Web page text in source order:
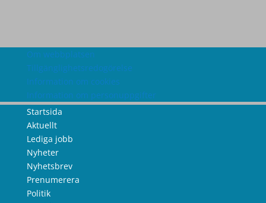
Om webbplatsen
Tillgänglighetsredogörelse
Information om cookies
Information om personuppgifter
Startsida
Aktuellt
Lediga jobb
Nyheter
Nyhetsbrev
Prenumerera
Politik